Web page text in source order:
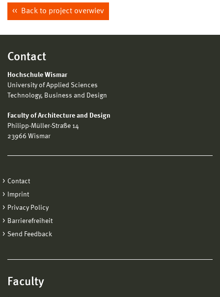
Back to project overwiev
Contact
Hochschule Wismar
University of Applied Sciences
Technology, Business and Design
Faculty of Architecture and Design
Philipp-Müller-Straße 14
23966 Wismar
Contact
Imprint
Privacy Policy
Barrierefreiheit
Send Feedback
Faculty